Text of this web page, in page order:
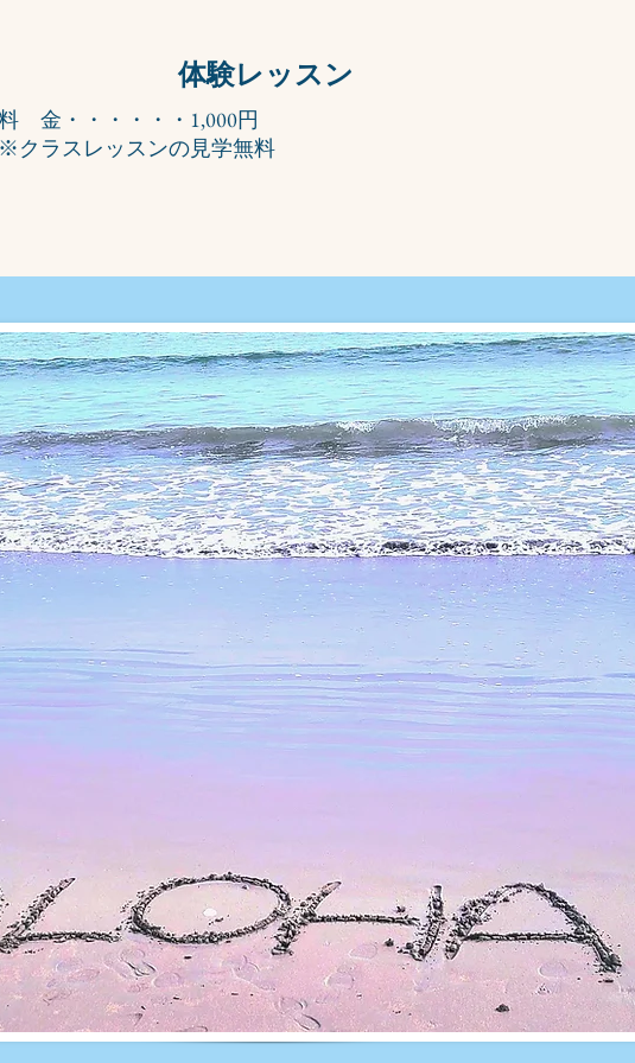
体験レッスン
金・・・・・・1,000円
クラスレッスンの見学無料